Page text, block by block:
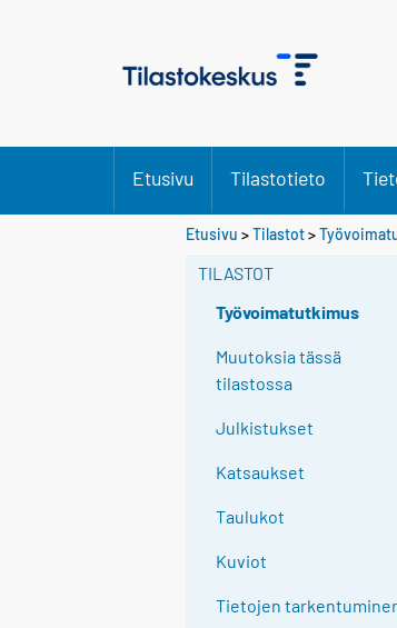
Etusivu Tilastotieto
Etusivu >Tilastot>
TILASTOT
Työvoimatutkimus
Muutoksia tässä
tilastossa
Julkistukset
Katsaukset
Taulukot
Kuviot
Tietojen